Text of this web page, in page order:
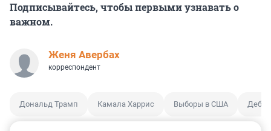
Подписывайтесь, чтобы первыми узнавать о
важном.
Женя Авербах
корреспондент
Дональд Трамп Камала Харрис Выборы в США